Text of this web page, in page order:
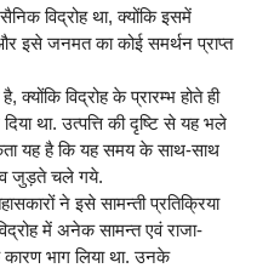
विद्रोह था, क्योंकि इसमें
और इसे जनमत का कोई समर्थन प्राप्त
विद्रोह के प्रारम्भ होते ही
था. उत्पत्ति की दृष्टि से यह भले
यह है कि यह समय के साथ-साथ
जुड़ते चले गये.
ने इसे सामन्ती प्रतिक्रिया
में अनेक सामन्त एवं राजा-
भाग लिया था. उनके